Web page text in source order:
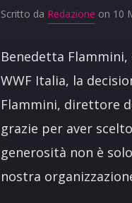
Scritto da Redazione on 10
Benedetta
WWF Italia, la
Flammini, direttore
grazie per aver
generosità non è
nostra